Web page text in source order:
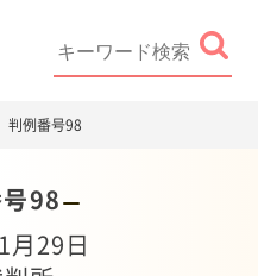
判例番号98
98
月29日